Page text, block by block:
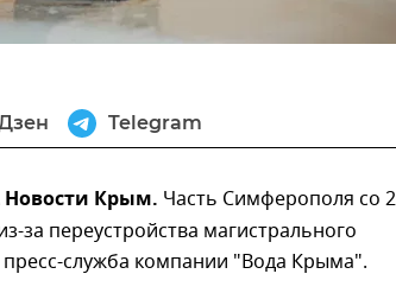
Telegram
Крым. Часть Симферополя со
за переустройства магистрального
служба компании "Вода Крыма".